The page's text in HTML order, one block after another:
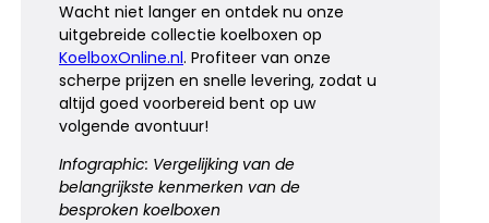
Wacht niet langer en ontdek nu onze
uitgebreide collectie koelboxen op
KoelboxOnline.nl. Profiteer van onze
scherpe prijzen en snelle levering, zodat u
altijd goed voorbereid bent op uw
volgende avontuur!
Infographic: Vergelijking van de
belangrijkste kenmerken van de
besproken koelboxen